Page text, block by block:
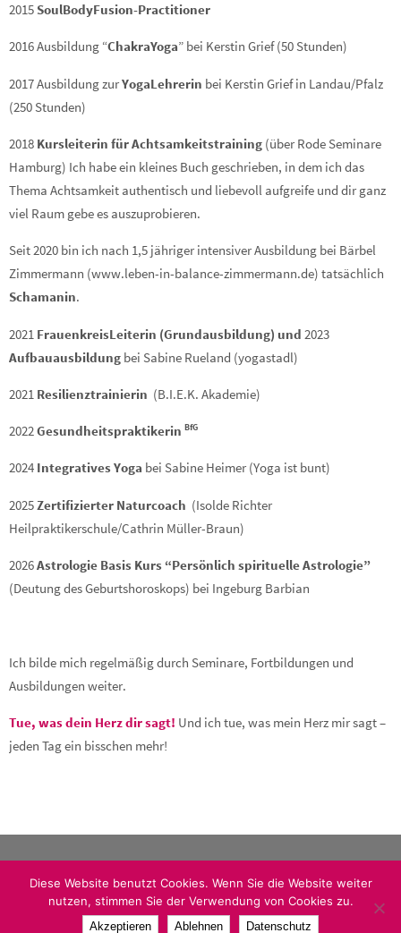
2015 SoulBodyFusion-Practitioner
2016 Ausbildung “ChakraYoga” bei Kerstin Grief (50 Stunden)
2017 Ausbildung zurYogaLehrerin bei Kerstin Grief in Landau/Pfalz
(250 Stunden)
2018 Kursleiterin für Achtsamkeitstraining (über Rode Seminare
Hamburg) Ich habe ein kleines Buch geschrieben, in dem ich das
Thema Achtsamkeit authentisch und liebevoll aufgreife und dir ganz
viel Raum gebe es auszuprobieren.
Seit 2020 bin ich nach 1,5 jähriger intensiver Ausbildung bei Bärbel
Zimmermann (www.leben-in-balance-zimmermann.de) tatsächlich
Schamanin.
2021 FrauenkreisLeiterin (Grundausbildung) und 2023
Aufbauausbildung bei Sabine Rueland (yogastadl)
2021 Resilienztrainierin (B.I.E.K. Akademie)
2022Gesundheitspraktikerin BfG
2024 Integratives Yoga bei Sabine Heimer (Yoga ist bunt)
2025 Zertifizierter Naturcoach (Isolde Richter
Heilpraktikerschule/Cathrin Müller-Braun)
2026Astrologie Basis Kurs “Persönlich spirituelle Astrologie”
(Deutung des Geburtshoroskops) bei Ingeburg Barbian
Ich bilde mich regelmäßig durch Seminare, Fortbildungen und
Ausbildungen weiter.
Tue, was dein Herz dir sagt! Und ich tue, was mein Herz mir sagt –
jeden Tag ein bisschen mehr!
HerzRaum - Tue, was dein Herz dir sagt! © 2016 Tanja Ludwig-Koch
Impressum|Login|Datenschutz
Diese Website benutzt Cookies. Wenn Sie die Website weiter
nutzen, stimmen Sie der Verwendung von Cookies zu.
Akzeptieren Ablehnen Datenschutz